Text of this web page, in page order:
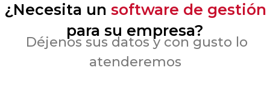
¿Necesita un software de gestión
para su empresa?
Déjenos sus datos y con gusto lo
atenderemos